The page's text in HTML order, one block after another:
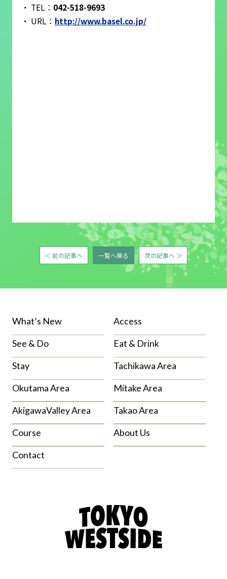
TEL： 042-518-9693
URL： http://www.basel.co.jp/
＜ 前の記事へ 一覧へ戻る 次の記事へ ＞
What’s New
Access
See & Do
Eat & Drink
Stay
Tachikawa Area
Okutama Area
Mitake Area
AkigawaValley Area
Takao Area
Course
About Us
Contact